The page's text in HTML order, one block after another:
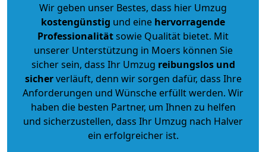
Wir geben unser Bestes, dass hier Umzug
kostengünstig und eine hervorragende
Professionalitätsowie Qualität bietet. Mit
unserer Unterstützung in Moers können Sie
sicher sein, dass Ihr Umzug reibungslos und
sicherverläuft, denn wir sorgen dafür, dass Ihre
Anforderungen und Wünsche erfüllt werden. Wir
haben die besten Partner, um Ihnen zu helfen
und sicherzustellen, dass Ihr Umzug nach Halver
ein erfolgreicher ist.